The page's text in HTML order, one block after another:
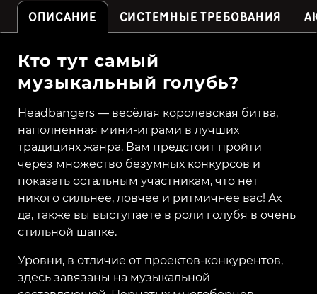
ОПИСАНИЕ СИСТЕМНЫЕ ТРЕБОВАНИЯ
Кто тут самый
музыкальный голубь?
Headbangers — весёлая королевская битва,
наполненная мини-играми в лучших
традициях жанра. Вам предстоит пройти
через множество безумных конкурсов и
показать остальным участникам, что нет
никого сильнее, ловчее и ритмичнее вас! Ах
да, также вы выступаете в роли голубя в очень
стильной шапке.
Уровни, в отличие от проектов-конкурентов,
здесь завязаны на музыкальной